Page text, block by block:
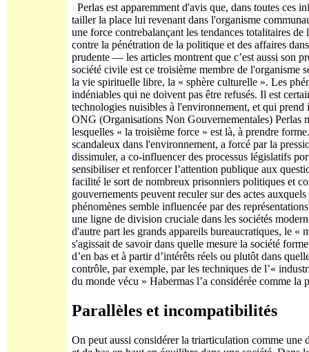
Perlas est apparemment d'avis que, dans toutes ces
tailler la place lui revenant dans l'organisme
une force contrebalançant les tendances totalitaires
contre la pénétration de la politique et des affaires
prudente — les articles montrent que c’est aussi son
société civile est ce troisième membre de l'organisme
la vie spirituelle libre, la « sphère culturelle ». Les
indéniables qui ne doivent pas être refusés. Il est
technologies nuisibles à l'environnement, et qui
ONG (Organisations Non Gouvernementales) Perlas
lesquelles « la troisième force » est là, à prendre
scandaleux dans l'environnement, a forcé par la
dissimuler, a co-influencer des processus législatifs
sensibiliser et renforcer l’attention publique aux
facilité le sort de nombreux prisonniers politiques et
gouvernements peuvent reculer sur des actes
phénomènes semble influencée par des
une ligne de division cruciale dans les sociétés
d'autre part les grands appareils bureaucratiques, le «
s'agissait de savoir dans quelle mesure la société
d’en bas et à partir d’intérêts réels ou plutôt dans
contrôle, par exemple, par les techniques de l’«
du monde vécu » Habermas l’a considérée comme
Parallèles et incompatibilités
On peut aussi considérer la triarticulation comme une